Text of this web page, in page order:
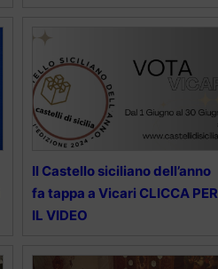
Il Castello siciliano dell’anno
fa tappa a Vicari CLICCA PER
IL VIDEO